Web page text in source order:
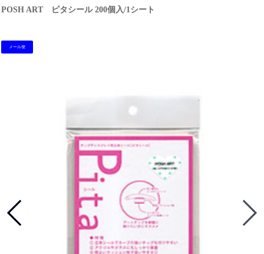
POSH ART ピタシール 200個入/1シート
メール便